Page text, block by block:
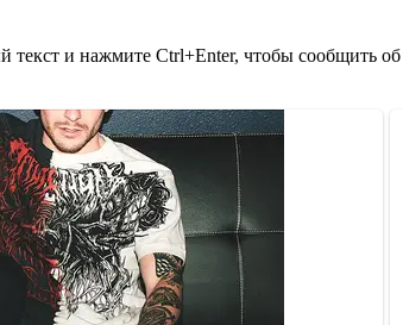
и нажмите Ctrl+Enter, чтобы сообщить